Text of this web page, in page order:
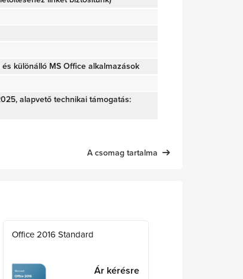
különálló MS Office alkalmazások
alapvető technikai támogatás:
A csomag tartalma
Office 2016 Standard
Ár kérésre